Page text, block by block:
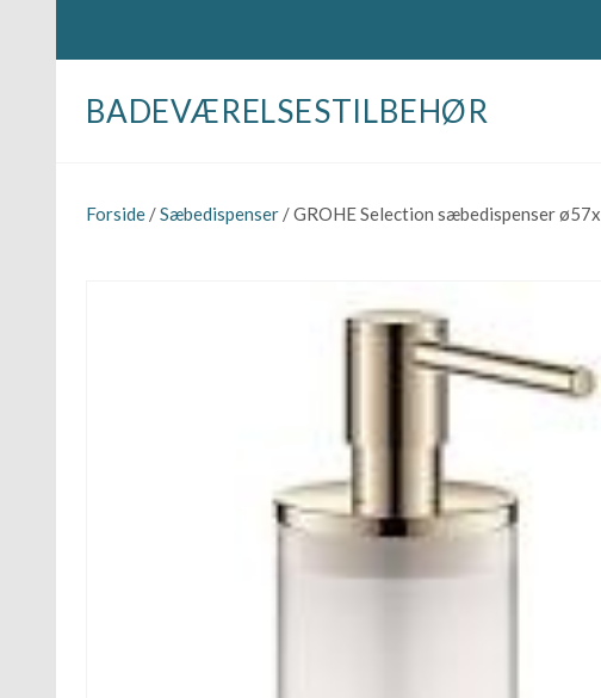
BADEVÆRELSESTILBEHØR
Forside /Sæbedispenser / GROHE Selection sæbedispenser